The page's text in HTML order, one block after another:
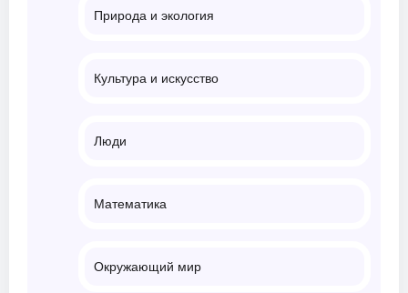
Природа и экология
Культура и искусство
Люди
Математика
Окружающий мир